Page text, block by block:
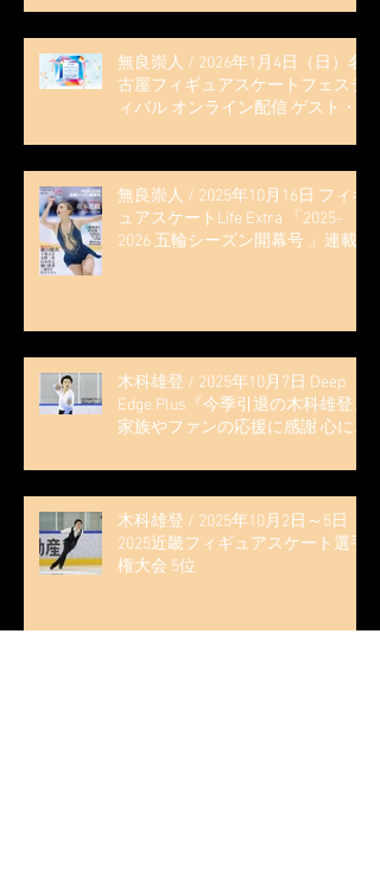
無良崇人 / 2026年1月4日（日）名
古屋フィギュアスケートフェステ
ィバル オンライン配信 ゲスト・
無良崇人 / 2025年10月16日 フィギ
ュアスケートLife Extra 「2025-
2026 五輪シーズン開幕号 」連載
木科雄登 / 2025年10月7日 Deep
Edge Plus『今季引退の木科雄登、
家族やファンの応援に感謝 心に響
見に来て」』
木科雄登 / 2025年10月2日～5日
2025近畿フィギュアスケート選手
権大会 5位